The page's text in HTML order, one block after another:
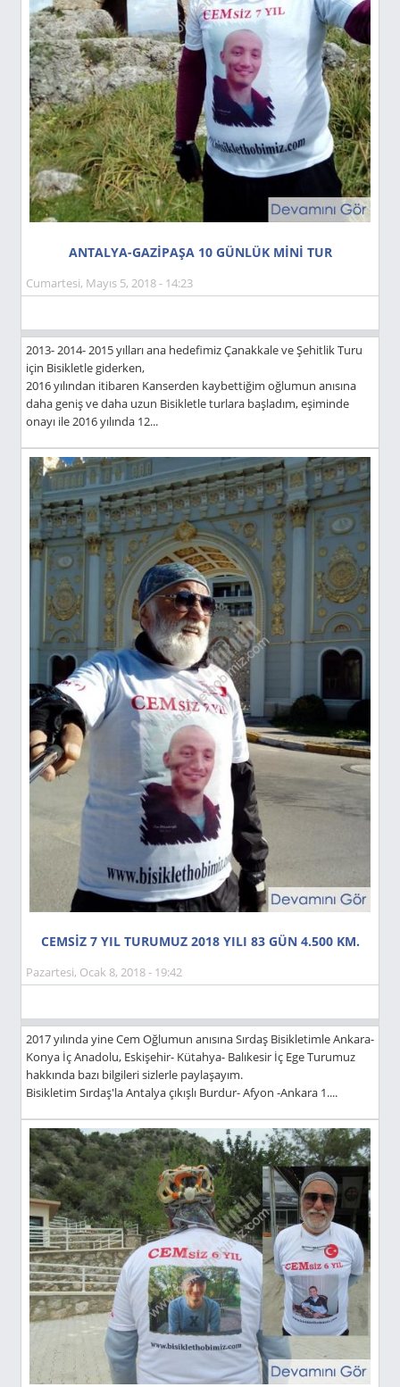
ANTALYA-GAZİPAŞA 10 GÜNLÜK MİNİ TUR
Cumartesi, Mayıs 5, 2018 - 14:23
2013- 2014- 2015 yılları ana hedefimiz Çanakkale ve Şehitlik Turu
için Bisikletle giderken,
2016 yılından itibaren Kanserden kaybettiğim oğlumun anısına
daha geniş ve daha uzun Bisikletle turlara başladım, eşiminde
onayı ile 2016 yılında 12...
CEMSİZ 7 YIL TURUMUZ 2018 YILI 83 GÜN 4.500 KM.
Pazartesi, Ocak 8, 2018 - 19:42
2017 yılında yine Cem Oğlumun anısına Sırdaş Bisikletimle Ankara-
Konya İç Anadolu, Eskişehir- Kütahya- Balıkesir İç Ege Turumuz
hakkında bazı bilgileri sizlerle paylaşayım.
Bisikletim Sırdaş'la Antalya çıkışlı Burdur- Afyon -Ankara 1....